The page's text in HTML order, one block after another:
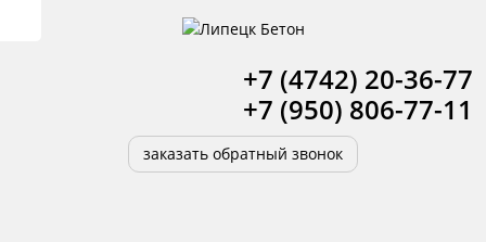
+7 (4742) 20-36-77
+7 (950) 806-77-11
заказать обратный звонок